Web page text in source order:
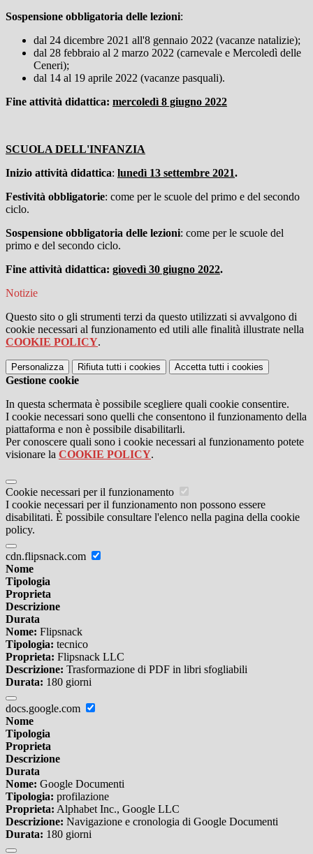
Sospensione obbligatoria delle lezioni:
dal 24 dicembre 2021 all'8 gennaio 2022 (vacanze natalizie);
dal 28 febbraio al 2 marzo 2022 (carnevale e Mercoledì delle
Ceneri);
dal 14 al 19 aprile 2022 (vacanze pasquali).
Fine attività didattica: mercoledì 8 giugno 2022
SCUOLA DELL'INFANZIA
Inizio attività didattica: lunedì 13 settembre 2021.
Festività obbligatorie: come per le scuole del primo e del secondo
ciclo.
Sospensione obbligatoria delle lezioni: come per le scuole del
primo e del secondo ciclo.
Fine attività didattica: giovedì 30 giugno 2022.
Notizie
Questo sito o gli strumenti terzi da questo utilizzati si avvalgono di
cookie necessari al funzionamento ed utili alle finalità illustrate nella
COOKIE POLICY.
Personalizza Rifiuta tutti i cookies Accetta tutti i cookies
Gestione cookie
In questa schermata è possibile scegliere quali cookie consentire.
I cookie necessari sono quelli che consentono il funzionamento della
piattaforma e non è possibile disabilitarli.
Per conoscere quali sono i cookie necessari al funzionamento potete
visionare la COOKIE POLICY.
Cookie necessari per il funzionamento
I cookie necessari per il funzionamento non possono essere
disabilitati. È possibile consultare l'elenco nella pagina della cookie
policy.
cdn.flipsnack.com
Nome
Tipologia
Proprieta
Descrizione
Durata
Nome: Flipsnack
Tipologia: tecnico
Proprieta: Flipsnack LLC
Descrizione: Trasformazione di PDF in libri sfogliabili
Durata: 180 giorni
docs.google.com
Nome
Tipologia
Proprieta
Descrizione
Durata
Nome: Google Documenti
Tipologia: profilazione
Proprieta: Alphabet Inc., Google LLC
Descrizione: Navigazione e cronologia di Google Documenti
Durata: 180 giorni